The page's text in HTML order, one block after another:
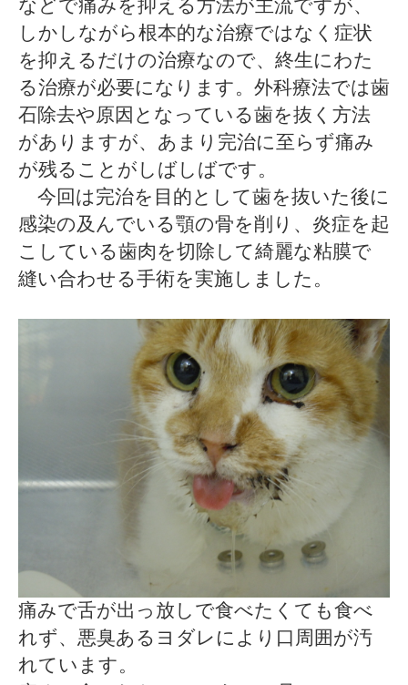
などで痛みを抑える方法が主流ですが、
しかしながら根本的な治療ではなく症状
を抑えるだけの治療なので、終生にわた
る治療が必要になります。外科療法では歯
石除去や原因となっている歯を抜く方法
がありますが、あまり完治に至らず痛み
が残ることがしばしばです。
今回は完治を目的として歯を抜いた後に
感染の及んでいる顎の骨を削り、炎症を起
こしている歯肉を切除して綺麗な粘膜で
縫い合わせる手術を実施しました。
痛みで舌が出っ放しで食べたくても食べ
れず、悪臭あるヨダレにより口周囲が汚
れています。